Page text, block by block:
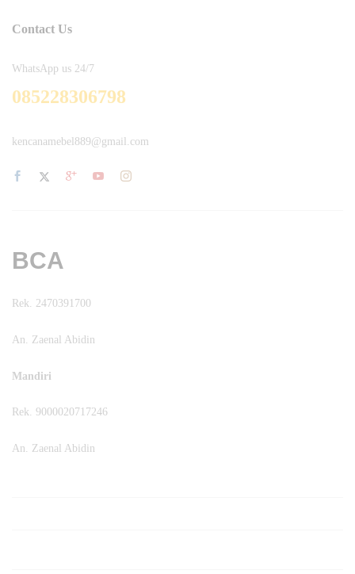
Contact Us
WhatsApp us 24/7
085228306798
kencanamebel889@gmail.com
BCA
Rek. 2470391700
An. Zaenal Abidin
Mandiri
Rek. 9000020717246
An. Zaenal Abidin